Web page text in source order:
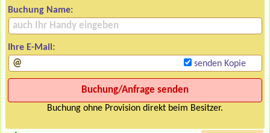
Buchung Name:
Ihre E-Mail:
senden Kopie
Buchung ohne Provision direkt beim Besitzer.